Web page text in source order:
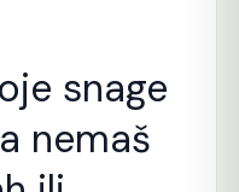
snage
nemaš